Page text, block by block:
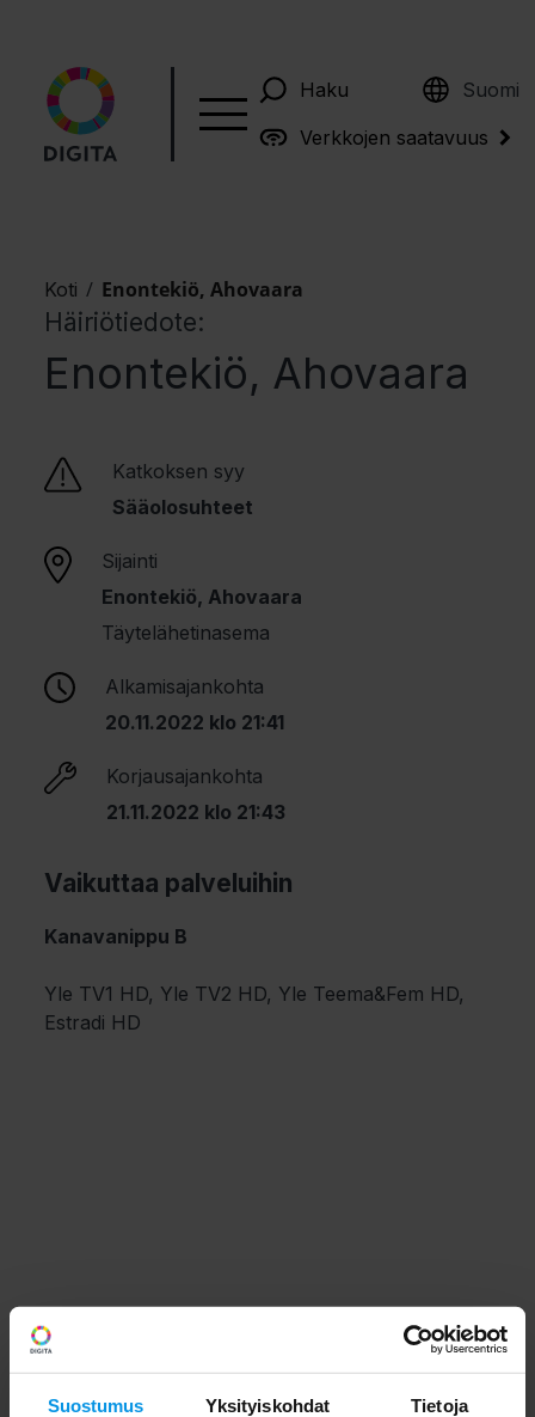
Suostumus Yksityiskohdat Tietoja
Haku Suomi
English
Verkkojen saatavuus
Koti / Enontekiö, Ahovaara
Häiriötiedote:
Enontekiö, Ahovaara
Katkoksen syy
Sääolosuhteet
Sijainti
Enontekiö, Ahovaara
Täytelähetinasema
Alkamisajankohta
20.11.2022 klo 21:41
Korjausajankohta
21.11.2022 klo 21:43
Vaikuttaa palveluihin
Kanavanippu B
Yle TV1 HD, Yle TV2 HD, Yle Teema&Fem HD,
Estradi HD